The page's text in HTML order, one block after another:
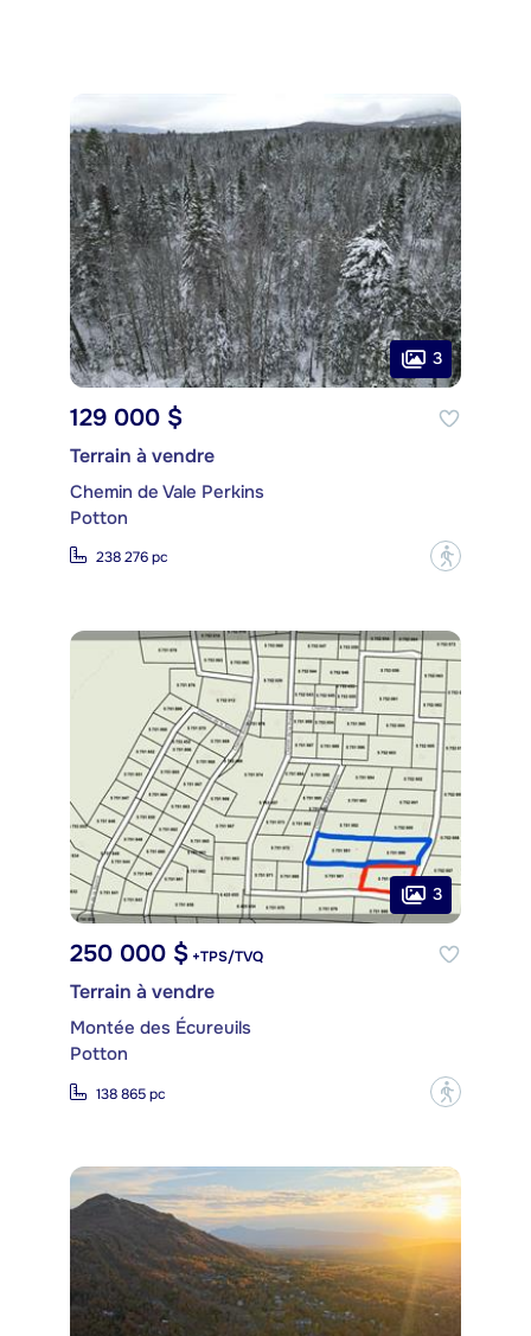
3
129 000 $
Terrain à vendre
Chemin de Vale Perkins
Potton
238 276 pc ?
3
250 000 $ +TPS/TVQ
Terrain à vendre
Montée des Écureuils
Potton
138 865 pc ?